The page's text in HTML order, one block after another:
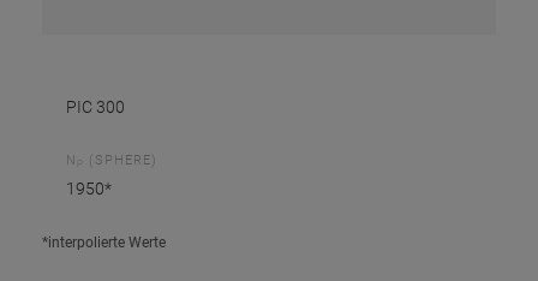
PIC 300
N (SPHERE)
1950*
*interpolierte Werte